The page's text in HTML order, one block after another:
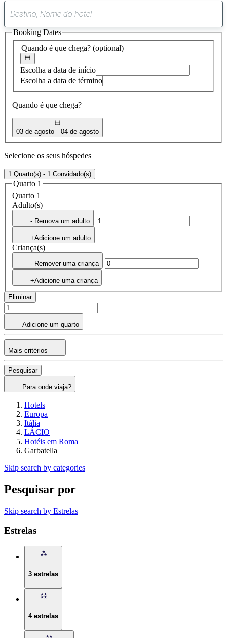
sugestão
encontrada
Quando é que chega? (optional)
Escolha a data de início
Escolha a data de término
Quando é que chega?
03 de agosto 04 de agosto
Booking Dates
Selecione os seus hóspedes
1 Quarto(s) - 1 Convidado(s)
Quarto 1
Quarto 1
Adulto(s)
- Remova um adulto
+Adicione um adulto
Criança(s)
- Remover uma criança
+Adicione uma criança
Eliminar
Adicione um quarto
Mais critérios
Pesquisar
Para onde viaja?
Hotels
Europa
Itália
LÁCIO
Hotéis em Roma
Garbatella
Skip search by categories
Pesquisar por
Skip search by Estrelas
Estrelas
3 estrelas
4 estrelas